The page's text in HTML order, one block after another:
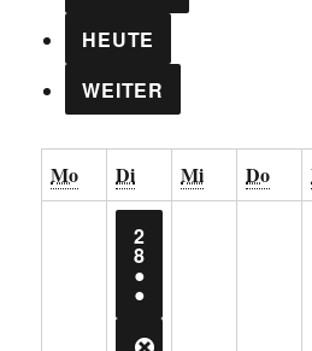
HEUTE
WEITER
MoMontag
DiDienstag
MiMittwoch
Do
2
828.
JULI
2026
●
●